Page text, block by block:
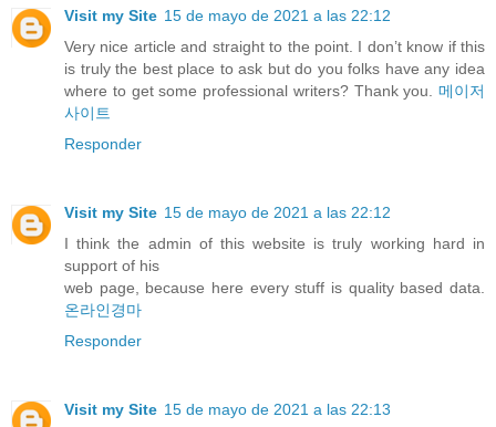
Visit my Site 15 de mayo de 2021 a las 22:12
Very nice article and straight to the point. I don’t know if this
is truly the best place to ask but do you folks have any idea
where to get some professional writers? Thank you. 메이저
사이트
Responder
Visit my Site 15 de mayo de 2021 a las 22:12
I think the admin of this website is truly working hard in
support of his
web page, because here every stuff is quality based data.
온라인경마
Responder
Visit my Site 15 de mayo de 2021 a las 22:13